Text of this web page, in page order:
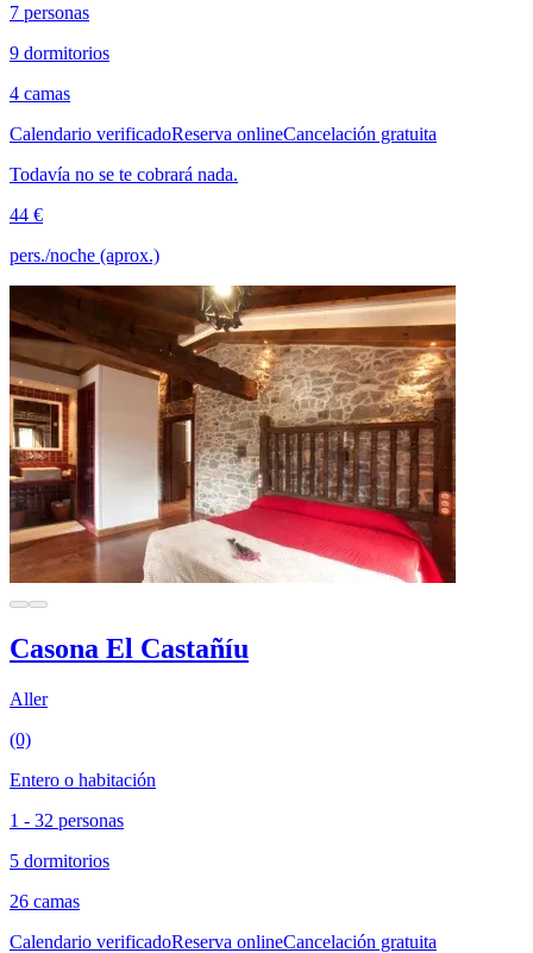
7 personas
9 dormitorios
4 camas
Calendario verificadoReserva onlineCancelación gratuita
Todavía no se te cobrará nada.
44 €
pers./noche (aprox.)
Casona El Castañíu
Aller
(0)
Entero o habitación
1 - 32 personas
5 dormitorios
26 camas
Calendario verificadoReserva onlineCancelación gratuita